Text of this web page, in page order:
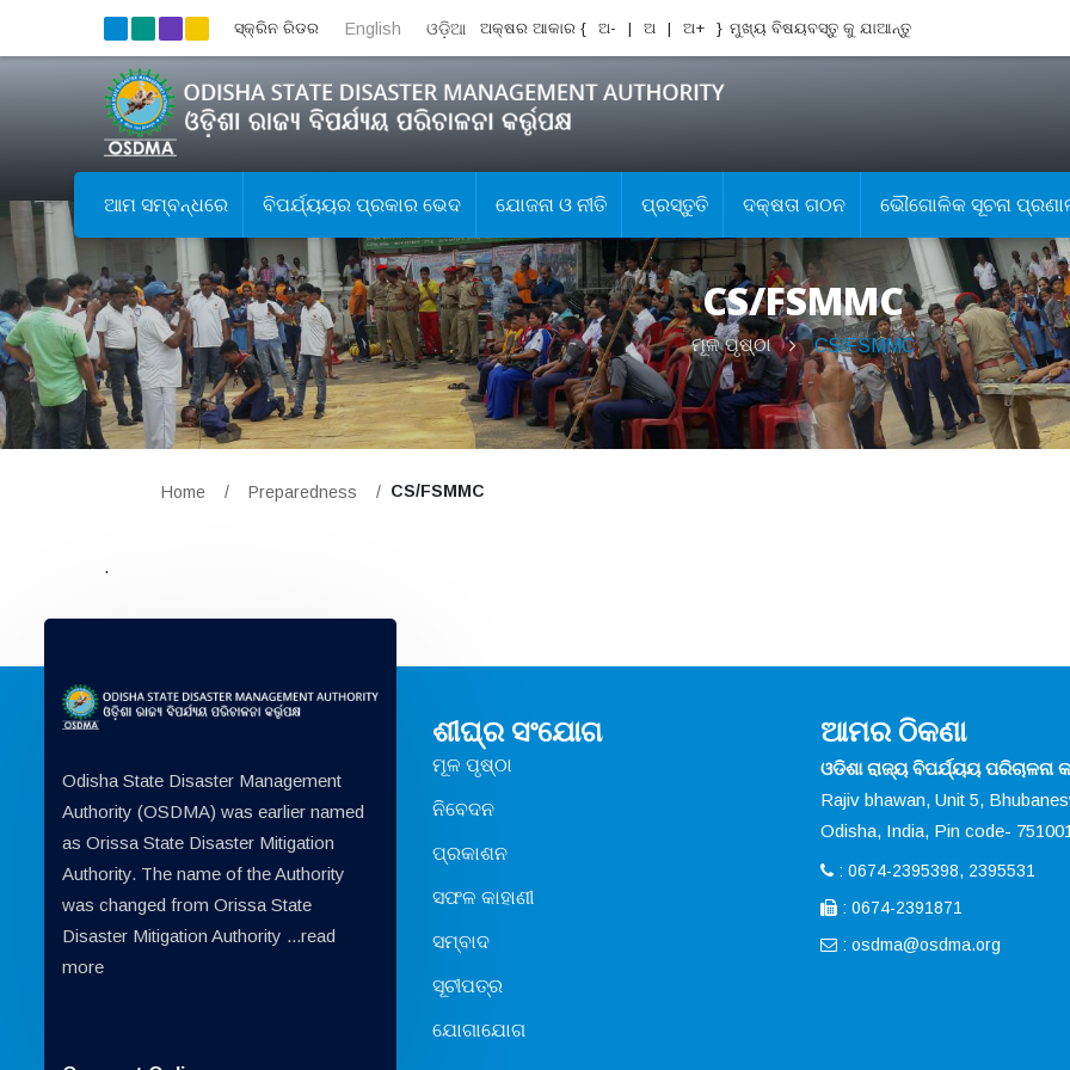
ସ୍କ୍ରିନ ରିଡର English ଓଡ଼ିଆ ଅକ୍ଷର ଆକାର { ଅ- | ଅ | ଅ+ } ମୁଖ୍ୟ ବିଷୟବସ୍ତୁ କୁ ଯାଆନ୍ତୁ
ଆମ ସମ୍ବନ୍ଧରେ ବିପର୍ଯ୍ୟୟର ପ୍ରକାର ଭେଦ ଯୋଜନା ଓ ନୀତି ପ୍ରସ୍ତୁତି ଦକ୍ଷତା ଗଠନ ଭୌଗୋଳିକ ସୂଚନା
CS/FSMMC
ମୂଳ ପୃଷ୍ଠା CS/FSMMC
Home / Preparedness / CS/FSMMC
.
Odisha State Disaster Management
Authority (OSDMA) was earlier named
as Orissa State Disaster Mitigation
Authority. The name of the Authority
was changed from Orissa State
Disaster Mitigation Authority ...read
more
ଶୀଘ୍ର ସଂଯୋଗ
ମୂଳ ପୃଷ୍ଠା
ନିବେଦନ
ପ୍ରକାଶନ
ସଫଳ କାହାଣୀ
ସମ୍ବାଦ
ସୂଚୀପତ୍ର
ଯୋଗାଯୋଗ
ଆମର ଠିକଣା
ଓଡିଶା ରାଜ୍ୟ ବିପର୍ଯ୍ୟୟ ପରିଚାଳନା
Rajiv bhawan, Unit 5,
Odisha, India, Pin code- 751001
: 0674-2395398, 2395531
: 0674-2391871
: osdma@osdma.org